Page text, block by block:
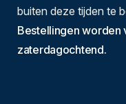
buiten deze tijden te
Bestellingen worden
zaterdagochtend.